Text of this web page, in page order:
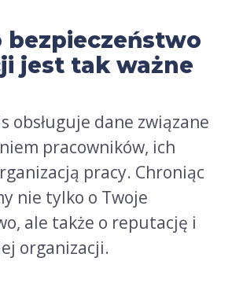
bezpieczeństwo
jest tak ważne
obsługuje dane związane
pracowników, ich
pracy. Chroniąc
nie tylko o Twoje
ale także o reputację i
organizacji.